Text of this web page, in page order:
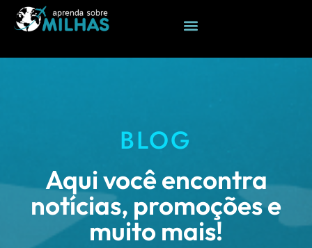
BLOG
Aqui você encontra
notícias, promoções e
muito mais!